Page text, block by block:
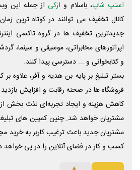
اسنپ شاپ، باسلام و ازکی از جمله این
کانال تخفیف می توانند در کوتاه ترین
جدیدترین تخفیف ها در گروه تاکسی
اپراتورهای مخابراتی، موسیقی و سینما،
و کتابخوانی و ... دسترسی پیدا کنند.
بستر تبلیغ بر پایه بن هدیه و آفر، علاوه
فروشگاه ها در صحنه رقابت و افزایش
کاهش هزینه و ایجاد تجربه‌ای لذت بخش
مشتریان خواهد شد. چنین کمپین های
مشتریان جدید باعث ترغیب کاربر به خرید
کسب و کار در فضای آنلاین را در پی